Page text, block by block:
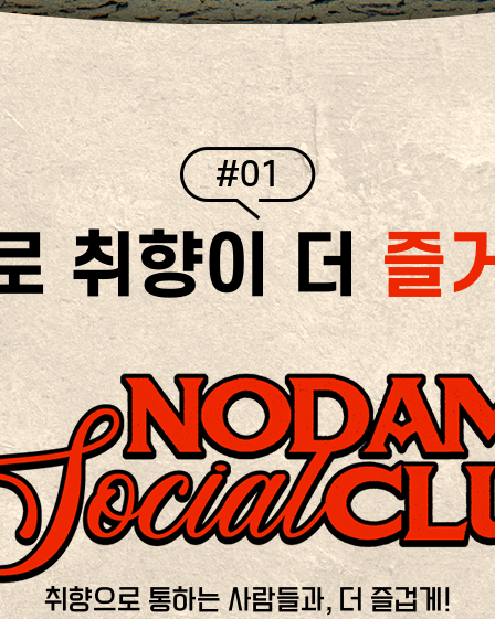
#01
취향이 더즐
취향으로 통하는 사람들과, 더 즐겁게!